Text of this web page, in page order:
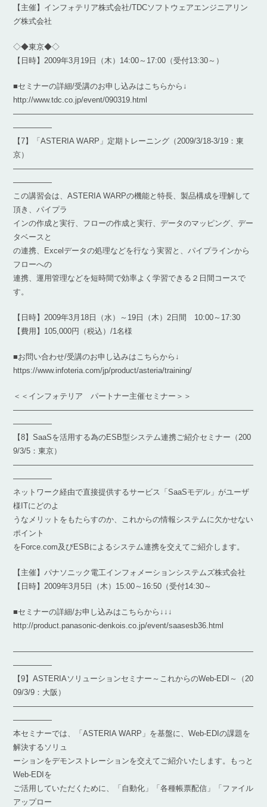
【主催】インフォテリア株式会社/TDCソフトウェアエンジニアリン
グ株式会社
◇◆東京◆◇
【日時】2009年3月19日（木）14:00～17:00（受付13:30～）
■セミナーの詳細/受講のお申し込みはこちらから↓
http://www.tdc.co.jp/event/090319.html
―――――――――――――――――――――――――――――――
―――――
【7】「ASTERIA WARP」定期トレーニング（2009/3/18-3/19：東
京）
―――――――――――――――――――――――――――――――
―――――
この講習会は、ASTERIA WARPの機能と特長、製品構成を理解して
頂き、パイプラ
インの作成と実行、フローの作成と実行、データのマッピング、デー
タベースと
の連携、Excelデータの処理などを行なう実習と、パイプラインから
フローへの
連携、運用管理などを短時間で効率よく学習できる２日間コースで
す。
【日時】2009年3月18日（水）～19日（木）2日間 10:00～17:30
【費用】105,000円（税込）/1名様
■お問い合わせ/受講のお申し込みはこちらから↓
https://www.infoteria.com/jp/product/asteria/training/
＜＜インフォテリア パートナー主催セミナー＞＞
―――――――――――――――――――――――――――――――
―――――
【8】SaaSを活用する為のESB型システム連携ご紹介セミナー（200
9/3/5：東京）
―――――――――――――――――――――――――――――――
―――――
ネットワーク経由で直接提供するサービス「SaaSモデル」がユーザ
様ITにどのよ
うなメリットをもたらすのか、これからの情報システムに欠かせない
ポイント
をForce.com及びESBによるシステム連携を交えてご紹介します。
【主催】パナソニック電工インフォメーションシステムズ株式会社
【日時】2009年3月5日（木）15:00～16:50（受付14:30～
■セミナーの詳細/お申し込みはこちらから↓↓↓
http://product.panasonic-denkois.co.jp/event/saasesb36.html
―――――――――――――――――――――――――――――――
―――――
【9】ASTERIAソリューションセミナー～これからのWeb-EDI～（20
09/3/9：大阪）
―――――――――――――――――――――――――――――――
―――――
本セミナーでは、「ASTERIA WARP」を基盤に、Web-EDIの課題を
解決するソリュ
ーションをデモンストレーションを交えてご紹介いたします。もっと
Web-EDIを
ご活用していただくために、「自動化」「各種帳票配信」「ファイル
アップロー